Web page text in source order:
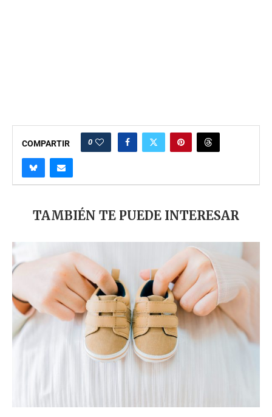
COMPARTIR 0
TAMBIÉN TE PUEDE INTERESAR